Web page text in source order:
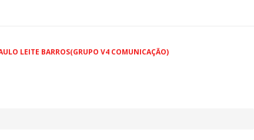
LEITE BARROS(GRUPO V4 COMUNICAÇÃO)